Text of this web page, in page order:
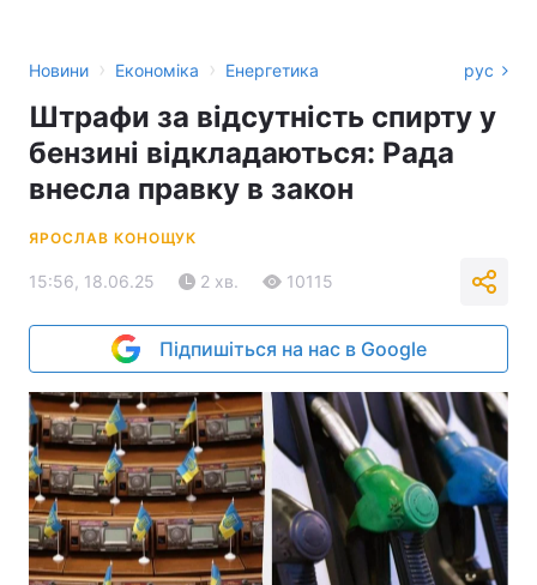
Новини › Економіка › Енергетика рус
Штрафи за відсутність спирту у
бензині відкладаються: Рада
внесла правку в закон
ЯРОСЛАВ КОНОЩУК
15:56, 18.06.25 2 хв. 10115
Підпишіться на нас в Google